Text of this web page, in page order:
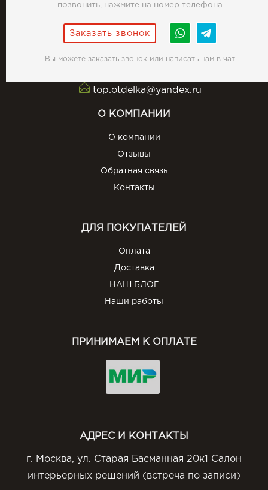
позвонить, нажмите на номер телефона
Заказать звонок
Вы можете заказать звонок или написать нам в чат
top.otdelka@yandex.ru
О КОМПАНИИ
О компании
Отзывы
Обратная связь
Контакты
ДЛЯ ПОКУПАТЕЛЕЙ
Оплата
Доставка
НАШ БЛОГ
Наши работы
ПРИНИМАЕМ К ОПЛАТЕ
АДРЕС И КОНТАКТЫ
г. Москва, ул. Старая Басманная 20к1 Салон
интерьерных решений (встреча по записи)